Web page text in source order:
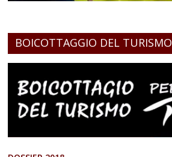
BOICOTTAGGIO DEL TURISMO